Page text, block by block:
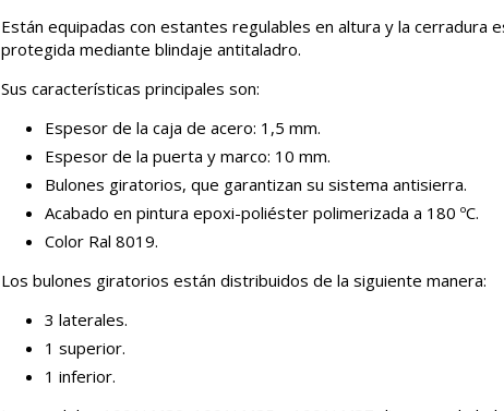
Están equipadas con estantes regulables en altura y la cerradura
protegida mediante blindaje antitaladro.
Sus características principales son:
Espesor de la caja de acero: 1,5 mm.
Espesor de la puerta y marco: 10 mm.
Bulones giratorios, que garantizan su sistema antisierra.
Acabado en pintura epoxi-poliéster polimerizada a 180 ºC.
Color Ral 8019.
Los bulones giratorios están distribuidos de la siguiente manera:
3 laterales.
1 superior.
1 inferior.